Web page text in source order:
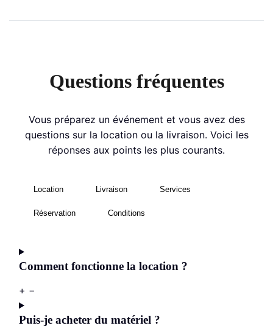
Questions fréquentes
Vous préparez un événement et vous avez des
questions sur la location ou la livraison. Voici les
réponses aux points les plus courants.
Location Livraison Services
Réservation Conditions
Comment fonctionne la location ?
+ −
Puis-je acheter du matériel ?